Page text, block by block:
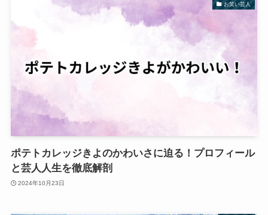
お笑い芸人
ポテトカレッジきよのかわいさに迫る！プロフィール
と芸人人生を徹底解剖
2024年10月23日